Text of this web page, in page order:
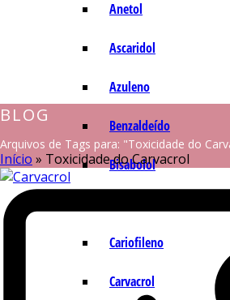
Anetol
Ascaridol
Azuleno
Benzaldeído
Bisabolol
Cariofileno
Carvacrol
BLOG
Arquivos de Tags para: "Toxicidade do
Início » Toxicidade do Carvacrol